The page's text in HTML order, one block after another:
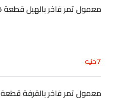
معمول تمر فاخر بالهيل قطعة 25 جم
7جنيه
معمول تمر فاخر بالقرفة قطعة 25 جم